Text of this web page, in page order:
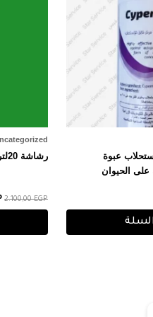
للاستحلاب عبوة
رشاشة 20لتر كهربا ومانيوال بطارية ماركة مكة
2.100,00EGP